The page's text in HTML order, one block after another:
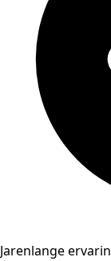
Jarenlange